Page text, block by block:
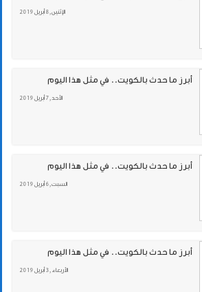
الإثنين , 8 أبريل 2019
أبرز ما حدث بالكويت.. في مثل هذا اليوم
الأحد , 7 أبريل 2019
أبرز ما حدث بالكويت.. في مثل هذا اليوم
السبت , 6 أبريل 2019
أبرز ما حدث بالكويت.. في مثل هذا اليوم
الأربعاء , 3 أبريل 2019